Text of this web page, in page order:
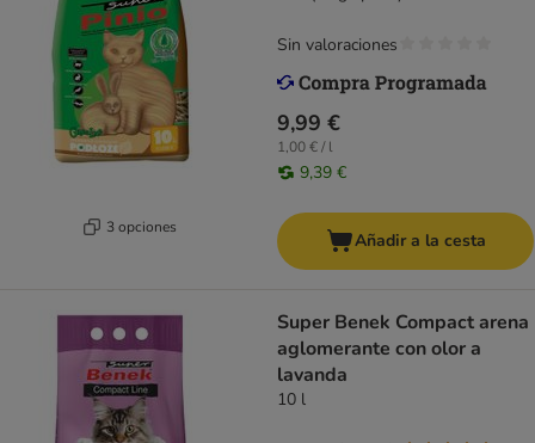
3 opciones
9,99 €
1,00 € / l
9,39 €
Sin valoraciones
Añadir a la cesta
Super Benek Compact arena
aglomerante con olor a
lavanda
10 l